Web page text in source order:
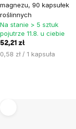
magnezu, 90 kapsułek
roślinnych
Na stanie > 5 sztuk
pojutrze 11.8. u ciebie
52,21 zł
Cena
0,58 zł / 1 kapsuła